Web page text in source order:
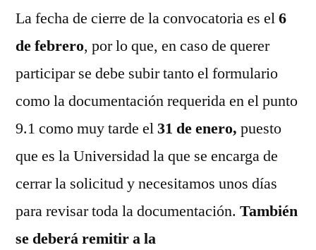
La fecha de cierre de la convocatoria es el6
de febrero, por lo que, en caso de querer
participar se debe subir tanto el formulario
como la documentación requerida en el punto
9.1 como muy tarde el31 de enero, puesto
que es la Universidad la que se encarga de
cerrar la solicitud y necesitamos unos días
para revisar toda la documentación. También
se deberá remitir a la